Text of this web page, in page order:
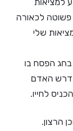
לכאורה
שלי
הפסח בו
נדרש האדם
לחייו.
הרצון.